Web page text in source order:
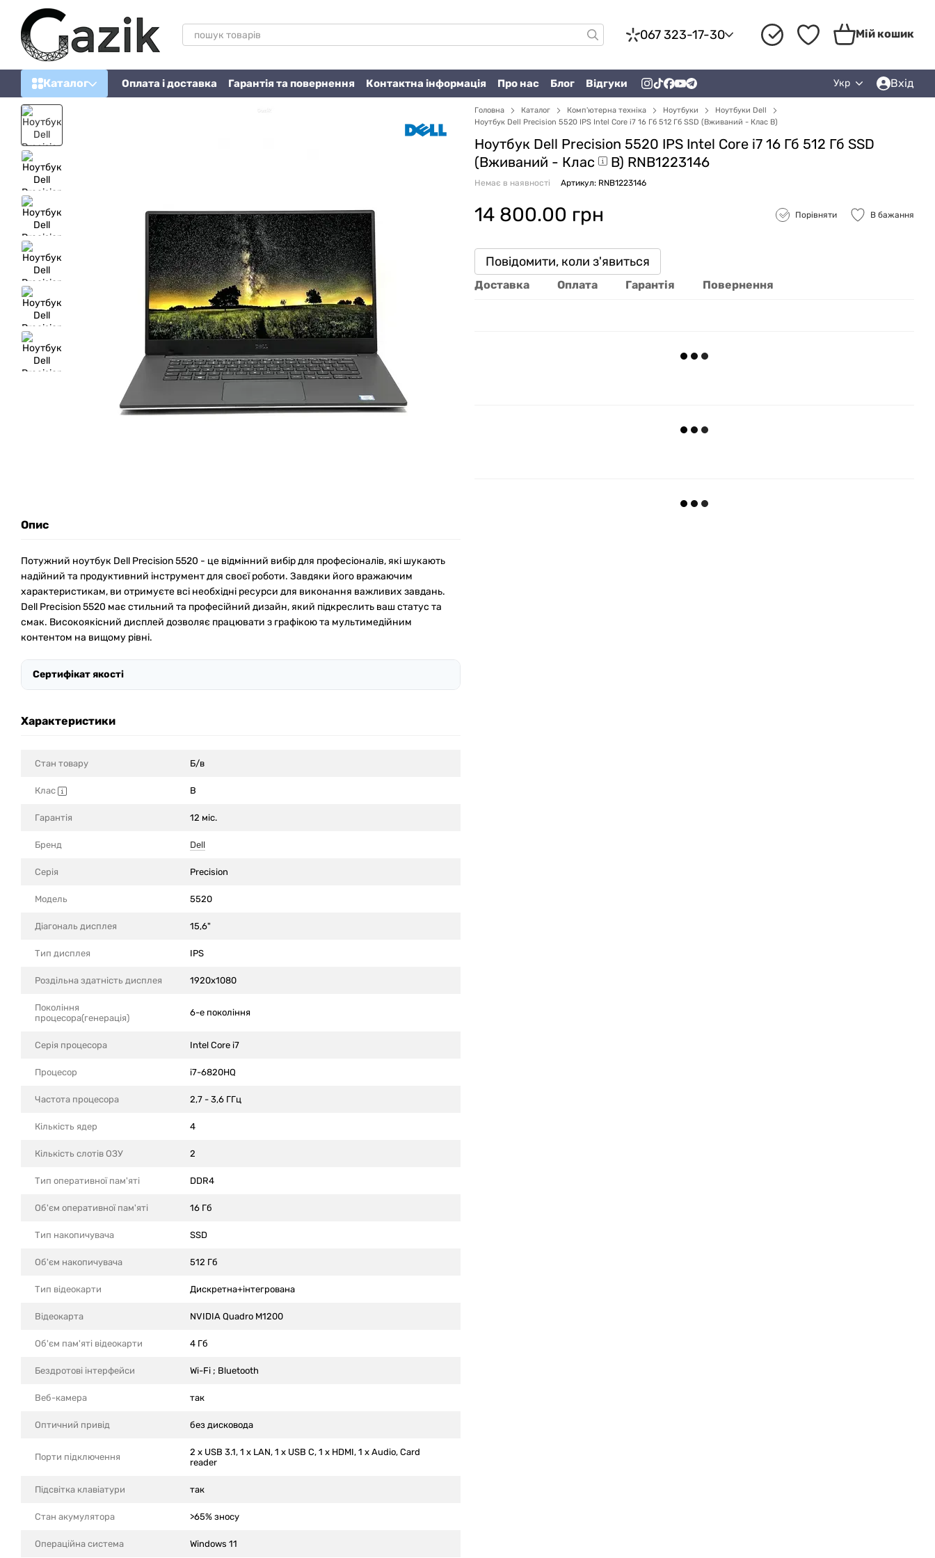
Перейти до основного контенту
067 323-17-30 Мій кошик
Каталог Оплата і доставка Гарантія та повернення Контактна інформація Про нас Блог Відгуки Укр Вхід
Опис
Потужний ноутбук Dell Precision 5520 - це відмінний вибір для професіоналів, які шукають
надійний та продуктивний інструмент для своєї роботи. Завдяки його вражаючим
характеристикам, ви отримуєте всі необхідні ресурси для виконання важливих завдань.
Dell Precision 5520 має стильний та професійний дизайн, який підкреслить ваш статус та
смак. Високоякісний дисплей дозволяє працювати з графікою та мультимедійним
контентом на вищому рівні.
Сертифікат якості
Характеристики
Стан товару Б/в
Клас B
Гарантія 12 міс.
Бренд Dell
Серія Precision
Модель 5520
Діагональ дисплея 15,6"
Тип дисплея IPS
Роздільна здатність дисплея 1920x1080
Покоління
процесора(генерація)
6-е покоління
Серія процесора Intel Core i7
Процесор i7-6820HQ
Частота процесора 2,7 - 3,6 ГГц
Кількість ядер 4
Кількість слотів ОЗУ 2
Тип оперативної пам'яті DDR4
Об'єм оперативної пам'яті 16 Гб
Тип накопичувача SSD
Об'єм накопичувача 512 Гб
Тип відеокарти Дискретна+інтегрована
Відеокарта NVIDIA Quadro M1200
Об'єм пам'яті відеокарти 4 Гб
Бездротові інтерфейси Wi-Fi ; Bluetooth
Веб-камера так
Оптичний привід без дисковода
Порти підключення
2 x USB 3.1, 1 x LAN, 1 x USB C, 1 x HDMI, 1 x Audio, Card
reader
Підсвітка клавіатури так
Стан акумулятора >65% зносу
Операційна система Windows 11
Головна Каталог Комп'ютерна техніка Ноутбуки
Ноутбуки Dell
Ноутбук Dell Precision 5520 IPS Intel Core i7 16 Гб 512 Гб SSD (Вживаний - Клас B)
Ноутбук Dell Precision 5520 IPS Intel Core i7 16 Гб 512 Гб SSD
(Вживаний - Клас B) RNB1223146
Немає в наявності Артикул: RNB1223146
14 800.00 грн Порівняти В бажання
Повідомити, коли з'явиться
Доставка Оплата Гарантія Повернення